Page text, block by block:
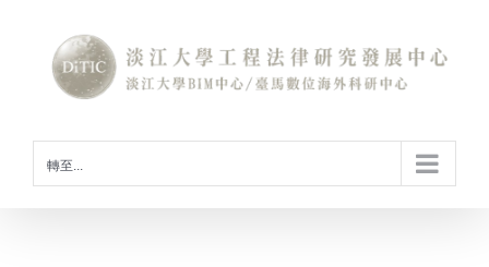
content
轉至...